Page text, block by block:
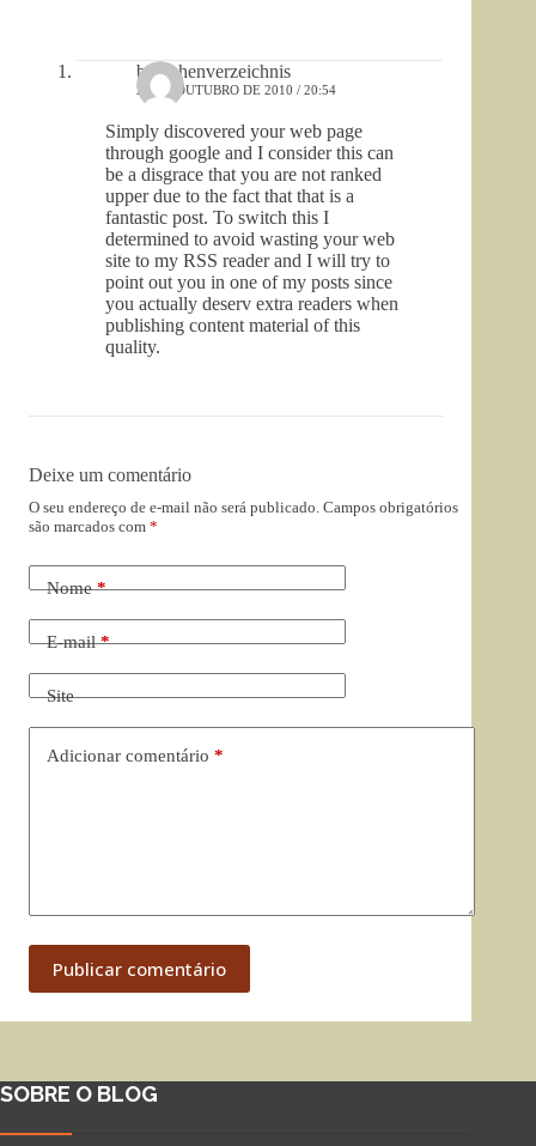
branchenverzeichnis
21 DE OUTUBRO DE 2010 / 20:54
Simply discovered your web page
through google and I consider this can
be a disgrace that you are not ranked
upper due to the fact that that is a
fantastic post. To switch this I
determined to avoid wasting your web
site to my RSS reader and I will try to
point out you in one of my posts since
you actually deserv extra readers when
publishing content material of this
quality.
Deixe um comentário
O seu endereço de e-mail não será publicado. Campos obrigatórios
são marcados com *
Nome*
E-mail*
Site
Adicionar comentário *
Publicar comentário
SOBRE O BLOG